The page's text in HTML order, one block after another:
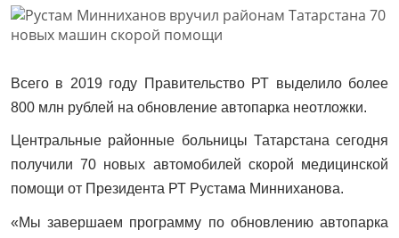
Всего в 2019 году Правительство РТ выделило более
800 млн рублей на обновление автопарка неотложки.
Центральные районные больницы Татарстана сегодня
получили 70 новых автомобилей скорой медицинской
помощи от Президента РТ Рустама Минниханова.
«Мы завершаем программу по обновлению автопарка